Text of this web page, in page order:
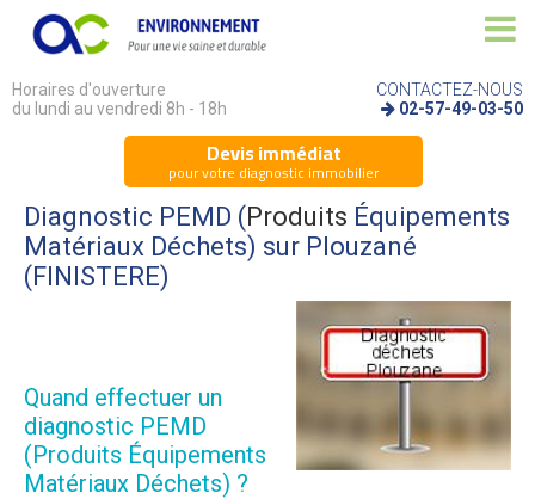
Horaires d'ouverture
du lundi au vendredi 8h - 18h
CONTACTEZ-NOUS
02-57-49-03-50
Devis immédiat
pour votre diagnostic immobilier
Diagnostic PEMD (Produits Équipements
Matériaux Déchets) sur Plouzané
(FINISTERE)
Quand effectuer un
diagnostic PEMD
(Produits Équipements
Matériaux Déchets) ?